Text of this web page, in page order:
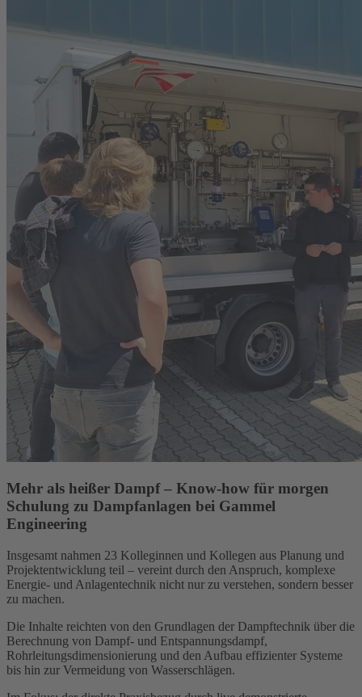
Mehr als heißer Dampf – Know-how für morgen
Schulung zu Dampfanlagen bei Gammel
Engineering
Insgesamt nahmen 23 Kolleginnen und Kollegen aus Planung und
Projektentwicklung teil – vereint durch den Anspruch, komplexe
Energie- und Anlagentechnik nicht nur zu verstehen, sondern besser
zu machen.
Die Inhalte reichten von den Grundlagen der Dampftechnik über die
Berechnung von Dampf- und Entspannungsdampf,
Rohrleitungsdimensionierung und den Aufbau effizienter Systeme
bis hin zur Vermeidung von Wasserschlägen.